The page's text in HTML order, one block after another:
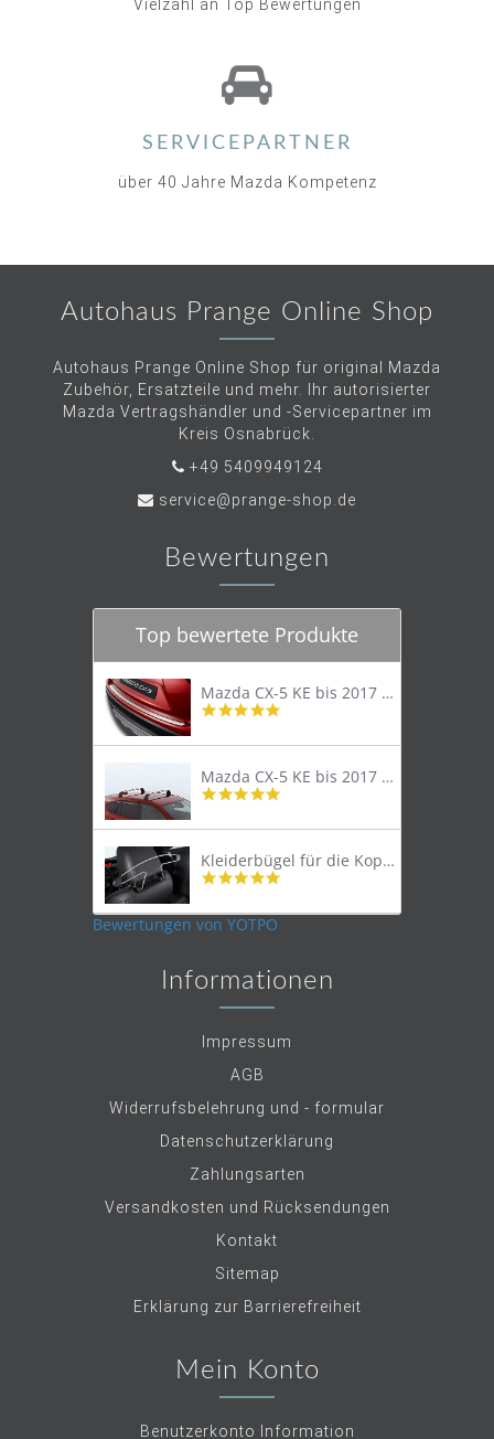
Vielzahl an Top Bewertungen
SERVICEPARTNER
über 40 Jahre Mazda Kompetenz
Autohaus Prange Online Shop
Autohaus Prange Online Shop für original Mazda
Zubehör, Ersatzteile und mehr. Ihr autorisierter
Mazda Vertragshändler und -Servicepartner im
Kreis Osnabrück.
+49 5409949124
service@prange-shop.de
Bewertungen
Top bewertete Produkte
Mazda CX-5 KE bis 2017 Trittschutzleiste Edelstahl original
4.8
rating
Mazda CX-5 KE bis 2017 Lastenträger Dachträger
4.9
rating
Kleiderbügel für die Kopfstütze
4.9
rating
Bewertungen von YOTPO
Informationen
Impressum
AGB
Widerrufsbelehrung und - formular
Datenschutzerklärung
Zahlungsarten
Versandkosten und Rücksendungen
Kontakt
Sitemap
Erklärung zur Barrierefreiheit
Mein Konto
Benutzerkonto Information